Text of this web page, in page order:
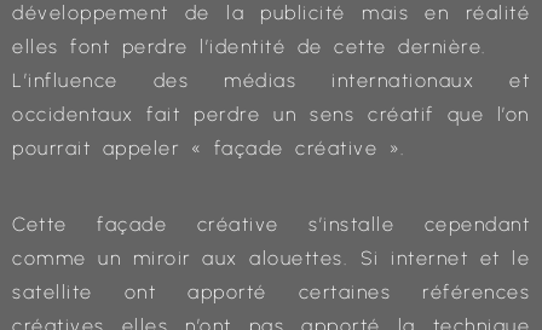
développement de la publicité mais en réalité
elles font perdre l’identité de cette dernière.
L’influence des médias internationaux et
occidentaux fait perdre un sens créatif que l’on
pourrait appeler « façade créative ».
Cette façade créative s’installe cependant
comme un miroir aux alouettes. Si internet et le
satellite ont apporté certaines références